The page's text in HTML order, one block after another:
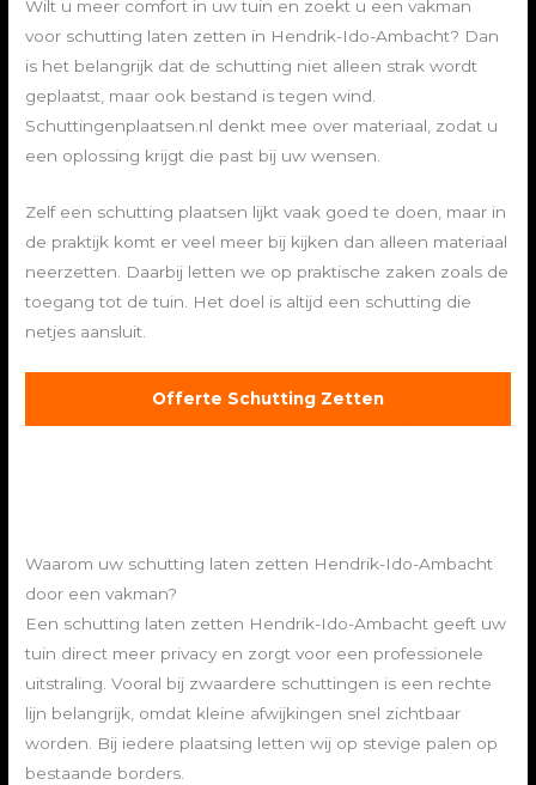
Wilt u meer comfort in uw tuin en zoekt u een vakman
voor schutting laten zetten in Hendrik-Ido-Ambacht? Dan
is het belangrijk dat de schutting niet alleen strak wordt
geplaatst, maar ook bestand is tegen wind.
Schuttingenplaatsen.nl denkt mee over materiaal, zodat u
een oplossing krijgt die past bij uw wensen.
Zelf een schutting plaatsen lijkt vaak goed te doen, maar in
de praktijk komt er veel meer bij kijken dan alleen materiaal
neerzetten. Daarbij letten we op praktische zaken zoals de
toegang tot de tuin. Het doel is altijd een schutting die
netjes aansluit.
Offerte Schutting Zetten
Waarom uw schutting laten zetten Hendrik-Ido-Ambacht
door een vakman?
Een schutting laten zetten Hendrik-Ido-Ambacht geeft uw
tuin direct meer privacy en zorgt voor een professionele
uitstraling. Vooral bij zwaardere schuttingen is een rechte
lijn belangrijk, omdat kleine afwijkingen snel zichtbaar
worden. Bij iedere plaatsing letten wij op stevige palen op
bestaande borders.